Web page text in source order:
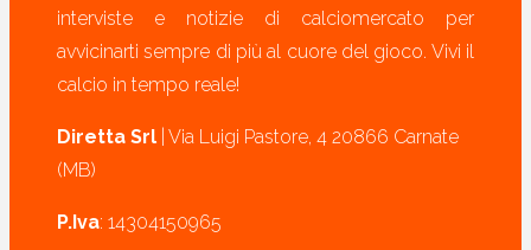
interviste e notizie di calciomercato per
avvicinarti sempre di più al cuore del gioco. Vivi il
calcio in tempo reale!
Diretta Srl | Via Luigi Pastore, 4 20866 Carnate
(MB)
P.Iva: 14304150965